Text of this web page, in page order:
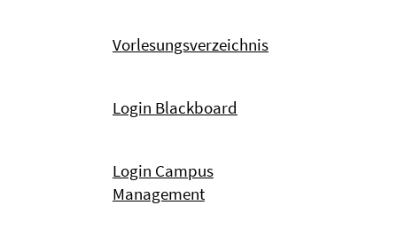
Vorlesungsverzeichnis
Login Blackboard
Login Campus
Management